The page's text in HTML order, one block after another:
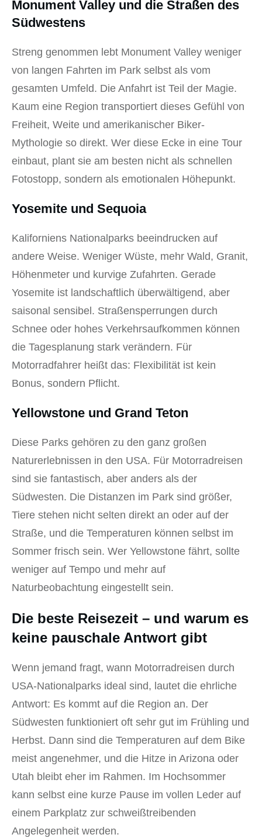
Monument Valley und die Straßen des
Südwestens
Streng genommen lebt Monument Valley weniger
von langen Fahrten im Park selbst als vom
gesamten Umfeld. Die Anfahrt ist Teil der Magie.
Kaum eine Region transportiert dieses Gefühl von
Freiheit, Weite und amerikanischer Biker-
Mythologie so direkt. Wer diese Ecke in eine Tour
einbaut, plant sie am besten nicht als schnellen
Fotostopp, sondern als emotionalen Höhepunkt.
Yosemite und Sequoia
Kaliforniens Nationalparks beeindrucken auf
andere Weise. Weniger Wüste, mehr Wald, Granit,
Höhenmeter und kurvige Zufahrten. Gerade
Yosemite ist landschaftlich überwältigend, aber
saisonal sensibel. Straßensperrungen durch
Schnee oder hohes Verkehrsaufkommen können
die Tagesplanung stark verändern. Für
Motorradfahrer heißt das: Flexibilität ist kein
Bonus, sondern Pflicht.
Yellowstone und Grand Teton
Diese Parks gehören zu den ganz großen
Naturerlebnissen in den USA. Für Motorradreisen
sind sie fantastisch, aber anders als der
Südwesten. Die Distanzen im Park sind größer,
Tiere stehen nicht selten direkt an oder auf der
Straße, und die Temperaturen können selbst im
Sommer frisch sein. Wer Yellowstone fährt, sollte
weniger auf Tempo und mehr auf
Naturbeobachtung eingestellt sein.
Die beste Reisezeit – und warum es
keine pauschale Antwort gibt
Wenn jemand fragt, wann Motorradreisen durch
USA-Nationalparks ideal sind, lautet die ehrliche
Antwort: Es kommt auf die Region an. Der
Südwesten funktioniert oft sehr gut im Frühling und
Herbst. Dann sind die Temperaturen auf dem Bike
meist angenehmer, und die Hitze in Arizona oder
Utah bleibt eher im Rahmen. Im Hochsommer
kann selbst eine kurze Pause im vollen Leder auf
einem Parkplatz zur schweißtreibenden
Angelegenheit werden.